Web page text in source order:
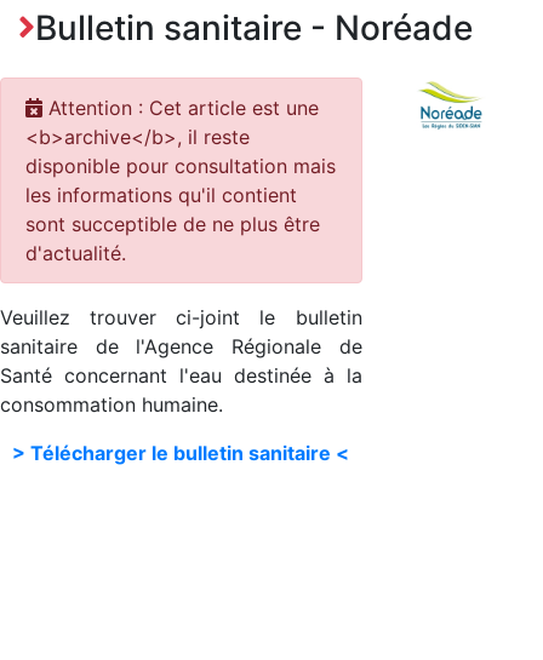
Bulletin sanitaire - Noréade
Attention : Cet article est une
<b>archive</b>, il reste
disponible pour consultation mais
les informations qu'il contient
sont succeptible de ne plus être
d'actualité.
Veuillez trouver ci-joint le bulletin
sanitaire de l'Agence Régionale de
Santé concernant l'eau destinée à la
consommation humaine.
> Télécharger le bulletin sanitaire <